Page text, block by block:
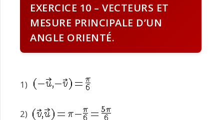
EXERCICE 10 – VECTEURS ET
MESURE PRINCIPALE D’UN
ANGLE ORIENTÉ.
1)
2)